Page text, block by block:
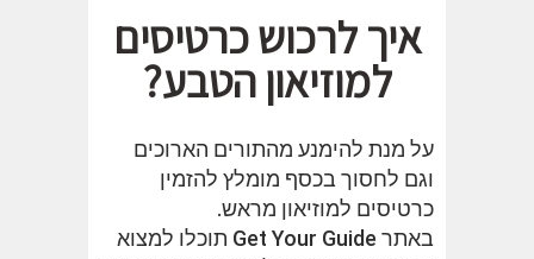
איך לרכוש כרטיסים
למוזיאון הטבע?
על מנת להימנע מהתורים הארוכים
וגם לחסוך בכסף מומלץ להזמין
כרטיסים למוזיאון מראש.
באתר Get Your Guide תוכלו למצוא